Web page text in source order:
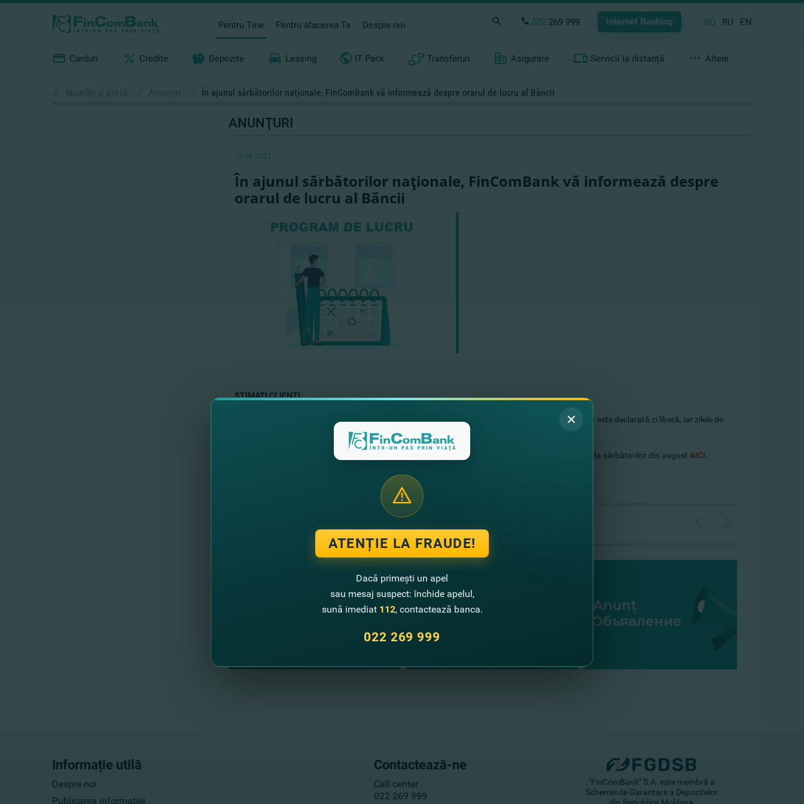
Pentru Tine Pentru afacerea Ta Despre noi 022 269 999 Internet Banking RO RU EN
Carduri Credite Depozite Leasing IT Pack Transferuri Asigurare Servicii la distanță Altele
În ajunul sărbătorilor naţionale, FinComBank vă informează despre orarul de lucru al Băncii
ANUNŢURI
19.08.2021
În ajunul sărbătorilor naţionale, FinComBank vă informează despre
orarul de lucru al Băncii
STIMAŢI CLIENŢI,
Vă aducem la cunoştinţă că, ziua de sâmbătă, 21 august 2021, se consideră zi de lucru, 30 august este declarată zi liberă, iar zilele de
27 august şi 31 august sunt zile de sărbătoare.
În acest context, Vă rugăm să luaţi cunoştinţă cu orarul de lucru al subdiviziunilor Băncii în perioada sărbătorilor din august AICI.
Alte noutăţi
Informație utilă
Despre noi
Publicarea informaţiei
Contactează-ne
Call center
022 269 999
"FinComBank" S.A. este membră a
Schemei de Garantare a Depozitelor
ATENȚIE LA FRAUDE!
Dacă primești un apel
sau mesaj suspect: închide apelul,
sună imediat 112, contactează banca.
022 269 999